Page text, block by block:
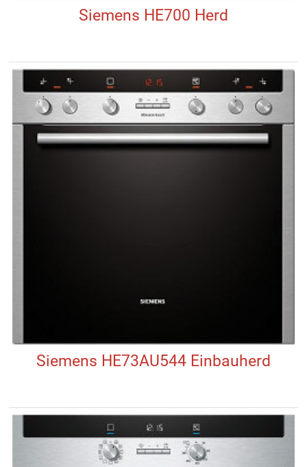
Siemens HE700 Herd
Siemens HE73AU544 Einbauherd